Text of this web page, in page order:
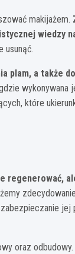
makijażem.
wiedzy
usunąć.
plam, a także
wykonywana
które
regenerować,
jej
oraz odbudowy.